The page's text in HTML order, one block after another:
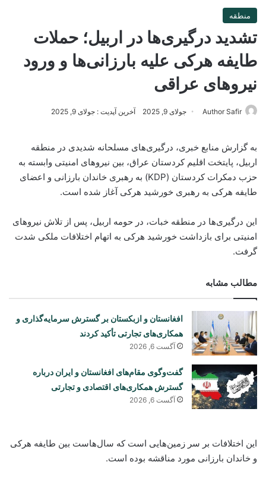
منطقه
تشدید درگیری‌ها در اربیل؛ حملات
طایفه هرکی علیه بارزانی‌ها و ورود
نیروهای عراقی
Author Safir جولای 9, 2025 آخرین آپدیت : جولای 9, 2025
به گزارش منابع خبری، درگیری‌های مسلحانه شدیدی در منطقه
اربیل، پایتخت اقلیم کردستان عراق، بین نیروهای امنیتی وابسته به
حزب دمکرات کردستان (KDP) به رهبری خاندان بارزانی و اعضای
طایفه هرکی به رهبری خورشید هرکی آغاز شده است.
این درگیری‌ها در منطقه خبات، در حومه اربیل، پس از تلاش نیروهای
امنیتی برای بازداشت خورشید هرکی به اتهام اختلافات ملکی شدت
گرفت.
مطالب مشابه
افغانستان و ازبکستان بر گسترش سرمایه‌گذاری و
همکاری‌های تجارتی تأکید کردند
آگست 6, 2026
گفت‌وگوی مقام‌های افغانستان و ایران درباره
گسترش همکاری‌های اقتصادی و تجارتی
آگست 6, 2026
این اختلافات بر سر زمین‌هایی است که سال‌هاست بین طایفه هرکی
و خاندان بارزانی مورد مناقشه بوده است.